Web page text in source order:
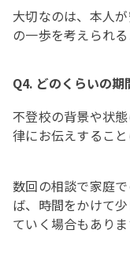
大切なのは、本人
の一歩を考えられ
Q4. どのくらいの期
不登校の背景や状
律にお伝えすること
数回の相談で家庭
ば、時間をかけて
ていく場合もありま